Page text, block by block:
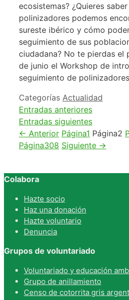
ecosistemas? ¿Quieres
polinizadores podemos
sureste ibérico y cómo
seguimiento de sus
ciudadana? No te pierdas el
de junio el Workshop de
seguimiento de
Categorías Actualidad
Entradas anteriores
Entradas siguientes
← Anterior Página1 Página2
Página308 Siguiente →
Colabora
Hazte socio
Haz una donación
Hazte voluntario
Denuncia
Grupos de voluntariado
Voluntariado y educación
Grupo de anillamiento
Censo de cotorrita gris